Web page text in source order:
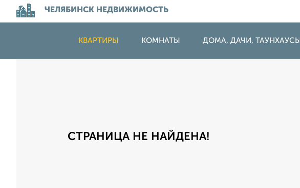
ЧЕЛЯБИНСК НЕДВИЖИМОСТЬ
КВАРТИРЫ КОМНАТЫ ДОМА, ДАЧИ, ТАУНХАУСЫ
СТРАНИЦА НЕ НАЙДЕНА!